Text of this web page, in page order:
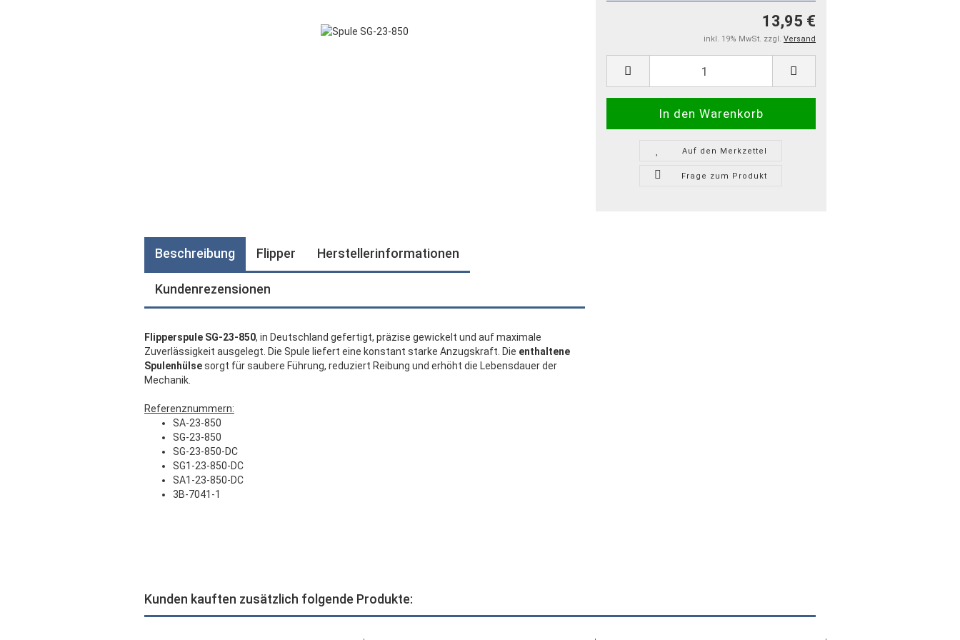
13,95 €
inkl. 19% MwSt. zzgl. Versand
Auf den Merkzettel
Frage zum Produkt
Beschreibung Flipper Herstellerinformationen
Kundenrezensionen
Flipperspule SG-23-850, in Deutschland gefertigt, präzise gewickelt und auf maximale
Zuverlässigkeit ausgelegt. Die Spule liefert eine konstant starke Anzugskraft. Die enthaltene
Spulenhülsesorgt für saubere Führung, reduziert Reibung und erhöht die Lebensdauer der
Mechanik.
Referenznummern:
SA-23-850
SG-23-850
SG-23-850-DC
SG1-23-850-DC
SA1-23-850-DC
3B-7041-1
Kunden kauften zusätzlich folgende Produkte: